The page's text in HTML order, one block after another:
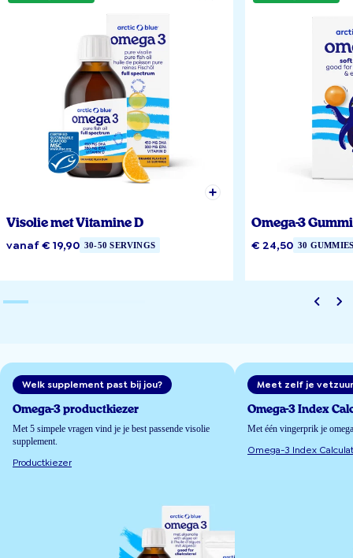
Visolie met Vitamine D
vanaf € 19,90 30-50 SERVINGS
Omega-3
€ 24,50 30
Welk supplement past bij jou?
Omega-3 productkiezer
Met 5 simpele vragen vind je je best passende visolie
supplement.
Productkiezer
Meet zelf je
Omega-3 Index
Met één vingerprik je
Omega-3 Index